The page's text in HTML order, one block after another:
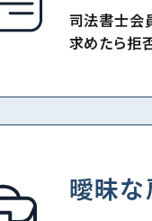
司法書士会
求めたら拒
曖昧な